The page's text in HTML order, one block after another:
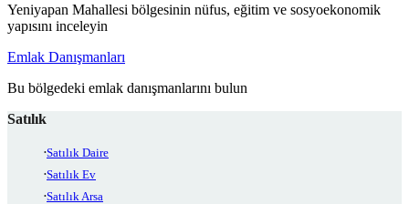
Yeniyapan Mahallesi bölgesinin nüfus, eğitim ve sosyoekonomik
yapısını inceleyin
Emlak Danışmanları
Bu bölgedeki emlak danışmanlarını bulun
Satılık
Satılık Daire
Satılık Ev
Satılık Arsa